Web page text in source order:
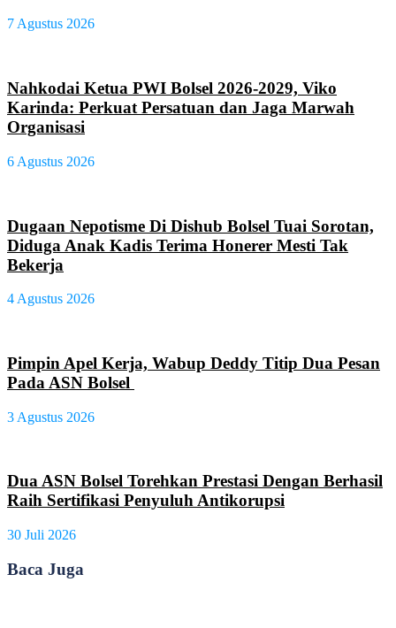
7 Agustus 2026
Nahkodai Ketua PWI Bolsel 2026-2029, Viko
Karinda: Perkuat Persatuan dan Jaga Marwah
Organisasi
6 Agustus 2026
Dugaan Nepotisme Di Dishub Bolsel Tuai Sorotan,
Diduga Anak Kadis Terima Honerer Mesti Tak
Bekerja
4 Agustus 2026
Pimpin Apel Kerja, Wabup Deddy Titip Dua Pesan
Pada ASN Bolsel
3 Agustus 2026
Dua ASN Bolsel Torehkan Prestasi Dengan Berhasil
Raih Sertifikasi Penyuluh Antikorupsi
30 Juli 2026
Baca Juga